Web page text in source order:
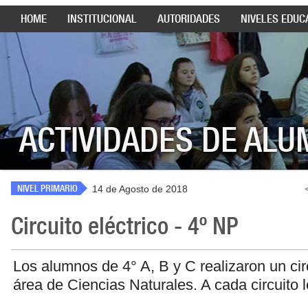
HOME INSTITUCIONAL AUTORIDADES NIVELES
ACTIVIDADES DE
NIVEL PRIMARIO 14 de Agosto de 2018
Circuito eléctrico - 4º NP
Los alumnos de 4° A, B y C realizaron un
área de Ciencias Naturales. A cada circuito